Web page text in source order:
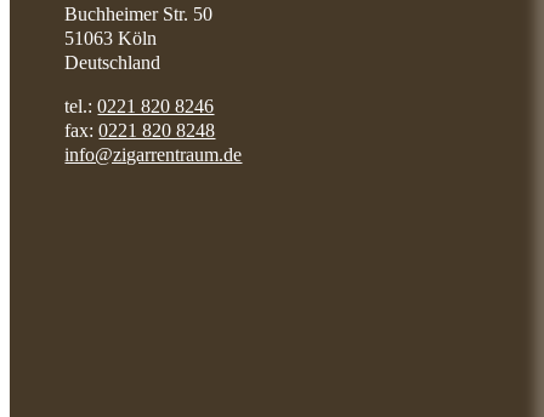
Buchheimer Str. 50
51063 Köln
Deutschland
tel.:0221 820 8246
fax:0221 820 8248
info@zigarrentraum.de